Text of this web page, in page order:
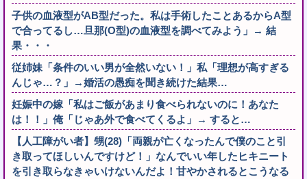
子供の血液型がAB型だった。私は手術したことあるからA型
で合ってるし…旦那(O型)の血液型を調べてみよう」→ 結
果・・・
従姉妹「条件のいい男が全然いない！」私「理想が高すぎる
んじゃ…？」→婚活の愚痴を聞き続けた結果…
妊娠中の嫁「私はご飯があまり食べられないのに！あなた
は！！」俺「じゃあ外で食べてくるよ」→ すると…
【人工障がい者】甥(28)「両親が亡くなったんで僕のこと引
き取ってほしいんですけど！」なんでいい年したヒキニート
を引き取らなきゃいけないんだよ！甘やかされるとこうなる